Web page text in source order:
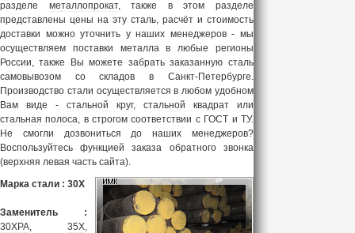
разделе металлопрокат, также в этом разделе
представлены цены на эту сталь, расчёт и стоимость
доставки можно уточнить у наших менеджеров - мы
осуществляем поставки металла в любые регионы
России, также Вы можете забрать заказанную сталь
самовывозом со складов в Санкт-Петербурге.
Производство стали осуществляется в любом удобном
Вам виде - стальной круг, стальной квадрат или
стальная полоса, в строгом соответствии с ГОСТ и ТУ.
Не смогли дозвониться до наших менеджеров?
Воспользуйтесь функцией заказа обратного звонка
(верхняя левая часть сайта).
Марка стали : 30Х
Заменитель :
30ХРА, 35Х,